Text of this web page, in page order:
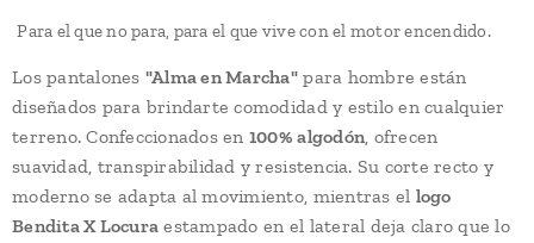
Para el que no para, para el que vive con el motor encendido.
Los pantalones "Alma en Marcha" para hombre están
diseñados para brindarte comodidad y estilo en cualquier
terreno. Confeccionados en 100% algodón, ofrecen
suavidad, transpirabilidad y resistencia. Su corte recto y
moderno se adapta al movimiento, mientras el logo
Bendita X Locura estampado en el lateral deja claro que lo